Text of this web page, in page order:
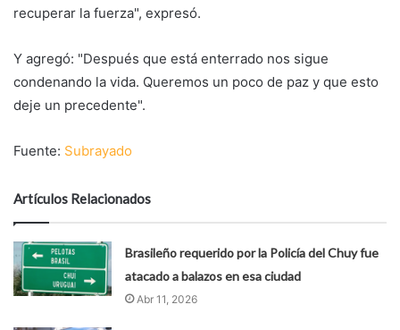
recuperar la fuerza", expresó.
Y agregó: "Después que está enterrado nos sigue
condenando la vida. Queremos un poco de paz y que esto
deje un precedente".
Fuente: Subrayado
Artículos Relacionados
Brasileño requerido por la Policía del Chuy fue
atacado a balazos en esa ciudad
Abr 11, 2026